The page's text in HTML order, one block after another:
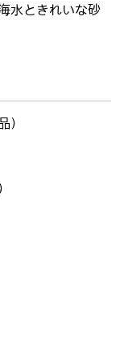
水ときれいな砂
）